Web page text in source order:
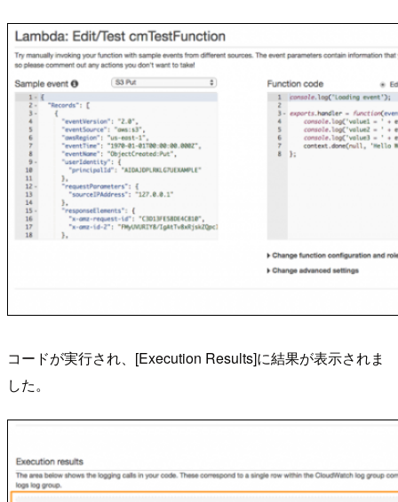
コードが実行され、[Execution Results]に結果が表示されま
した。